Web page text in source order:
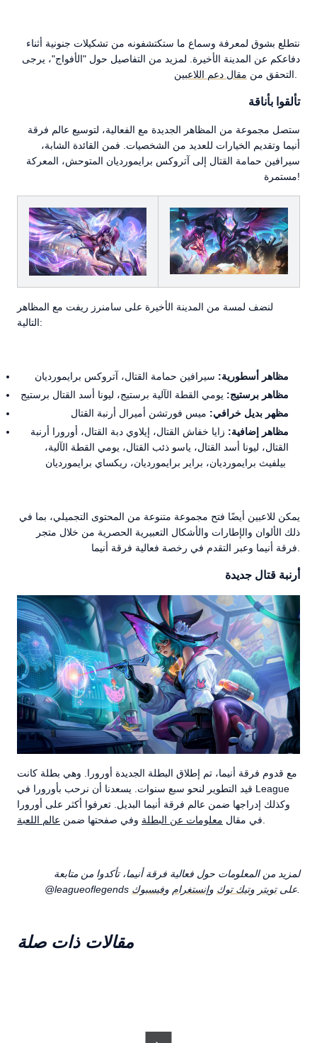
نتطلع بشوق لمعرفة وسماع ما ستكتشفونه من تشكيلات جنونية أثناء
دفاعكم عن المدينة الأخيرة. لمزيد من التفاصيل حول "الأفواج"، يرجى
التحقق من مقال دعم اللاعبين
تألقوا بأناقة
ستصل مجموعة من المظاهر الجديدة مع الفعالية، لتوسيع عالم فرقة
أنيما وتقديم الخيارات للعديد من الشخصيات. فمن القائدة الشابة،
سيرافين حمامة القتال إلى آتروكس برايمورديان المتوحش، المعركة
مستمرة!
لنضف لمسة من المدينة الأخيرة على سامنرز ريفت مع المظاهر
التالية:
مظاهر أسطورية: سيرافين حمامة القتال، آتروكس برايمورديان
مظاهر برستيج: يومي القطة الآلية برستيج، ليونا أسد القتال برستيج
مظهر بديل خرافي: ميس فورتشن أميرال أرنبة القتال
مظاهر إضافية: زايا خفاش القتال، إيلاوي دبة القتال، أورورا أرنبة
القتال، ليونا أسد القتال، ياسو ذئب القتال، يومي القطة الآلية،
يمكن للاعبين أيضًا فتح مجموعة متنوعة من المحتوى التجميلي، بما في
ذلك الألوان والإطارات والأشكال التعبيرية الحصرية من خلال متجر
أرنبة قتال جديدة
مع قدوم فرقة أنيما، تم إطلاق البطلة الجديدة أورورا. وهي بطلة كانت
قيد التطوير لنحو سبع سنوات. يسعدنا أن نرحب بأورورا في League
وكذلك إدراجها ضمن عالم فرقة أنيما البديل. تعرفوا أكثر على أورورا
في مقال معلومات عن البطلة وفي صفحتها ضمن عالم اللعبة
لمزيد من المعلومات حول فعالية فرقة أنيما، تأكدوا من متابعة
@leagueoflegends علىتويتر وتيك توك وإنستغرام وفيسبوك
مقالات ذات صلة